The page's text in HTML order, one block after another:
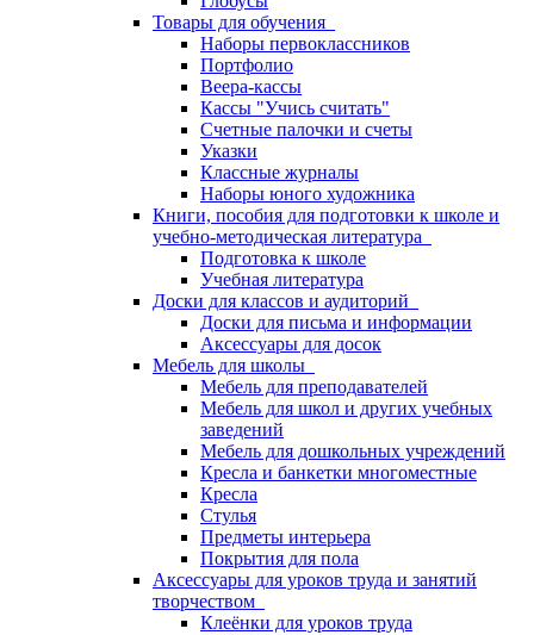
Товары для обучения
Наборы первоклассников
Портфолио
Веера-кассы
Кассы "Учись считать"
Счетные палочки и счеты
Указки
Классные журналы
Наборы юного художника
Книги, пособия для подготовки к школе и
учебно-методическая литература
Подготовка к школе
Учебная литература
Доски для классов и аудиторий
Доски для письма и информации
Аксессуары для досок
Мебель для школы
Мебель для преподавателей
Мебель для школ и других учебных
заведений
Мебель для дошкольных учреждений
Кресла и банкетки многоместные
Кресла
Стулья
Предметы интерьера
Покрытия для пола
Аксессуары для уроков труда и занятий
творчеством
Клеёнки для уроков труда